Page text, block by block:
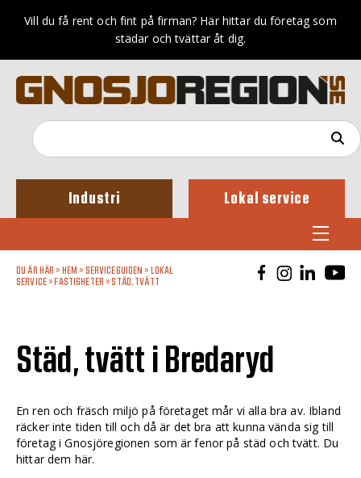
Vill du få rent och fint på firman? Här hittar du företag som
städar och tvättar åt dig.
Industri Lokal service
DU ÄR HÄR » HEM » SERVICEGUIDEN »
LOKAL
SERVICE» FASTIGHETER »STÄD, TVÄTT
Städ, tvätt i Bredaryd
En ren och fräsch miljö på företaget mår vi alla bra av. Ibland
räcker inte tiden till och då är det bra att kunna vända sig till
företag i Gnosjöregionen som är fenor på städ och tvätt. Du
hittar dem här.